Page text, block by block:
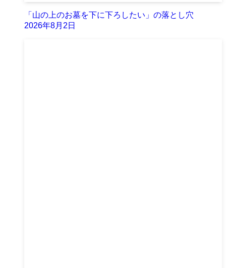
「山の上のお墓を下に下ろしたい」の落とし穴
2026年8月2日